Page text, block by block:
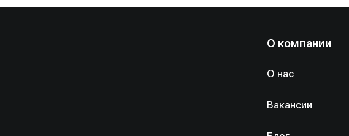
О компании
О нас
Вакансии